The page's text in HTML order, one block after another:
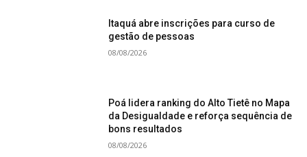
Itaquá abre inscrições para curso de
gestão de pessoas
08/08/2026
Poá lidera ranking do Alto Tietê no Mapa
da Desigualdade e reforça sequência de
bons resultados
08/08/2026